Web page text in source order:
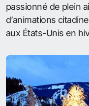
passionné de plein
d’animations
aux États-Unis en